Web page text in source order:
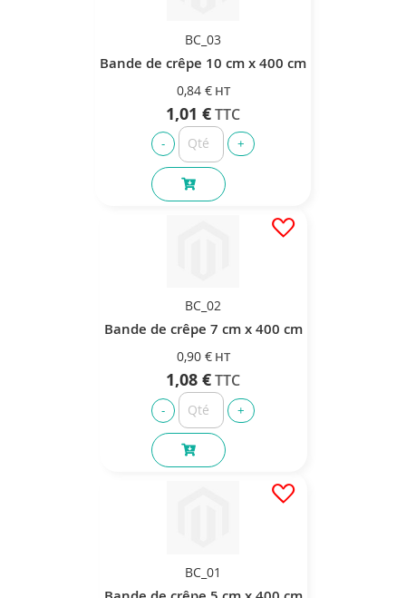
BC_03
Bande de crêpe 10 cm x 400 cm
0,84 €
1,01 €
BC_02
Bande de crêpe 7 cm x 400 cm
0,90 €
1,08 €
BC_01